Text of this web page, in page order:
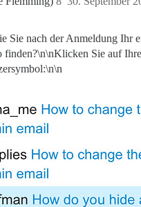
Sie nach der Anmeldung Ihr
finden?\n\nKlicken Sie auf